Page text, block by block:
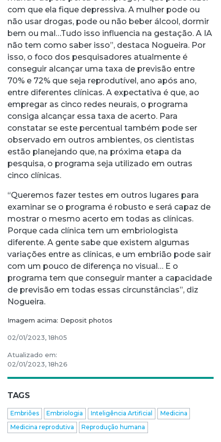
com que ela fique depressiva. A mulher pode ou
não usar drogas, pode ou não beber álcool, dormir
bem ou mal…Tudo isso influencia na gestação. A IA
não tem como saber isso”, destaca Nogueira. Por
isso, o foco dos pesquisadores atualmente é
conseguir alcançar uma taxa de previsão entre
70% e 72% que seja reprodutível, ano após ano,
entre diferentes clínicas. A expectativa é que, ao
empregar as cinco redes neurais, o programa
consiga alcançar essa taxa de acerto. Para
constatar se este percentual também pode ser
observado em outros ambientes, os cientistas
estão planejando que, na próxima etapa da
pesquisa, o programa seja utilizado em outras
cinco clínicas.
“Queremos fazer testes em outros lugares para
examinar se o programa é robusto e será capaz de
mostrar o mesmo acerto em todas as clínicas.
Porque cada clínica tem um embriologista
diferente. A gente sabe que existem algumas
variações entre as clínicas, e um embrião pode sair
com um pouco de diferença no visual… E o
programa tem que conseguir manter a capacidade
de previsão em todas essas circunstâncias”, diz
Nogueira.
Imagem acima: Deposit photos
02/01/2023, 18h05
Atualizado em:
02/01/2023, 18h26
TAGS
Embriões Embriologia Inteligência Artificial
Medicina
Medicina reprodutiva
Reprodução humana